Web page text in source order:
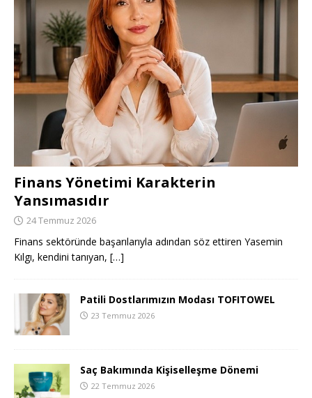
Finans Yönetimi Karakterin
Yansımasıdır
24 Temmuz 2026
Finans sektöründe başarılarıyla adından söz ettiren Yasemin
Kılgı, kendini tanıyan, […]
Patili Dostlarımızın Modası TOFITOWEL
23 Temmuz 2026
Saç Bakımında Kişiselleşme Dönemi
22 Temmuz 2026